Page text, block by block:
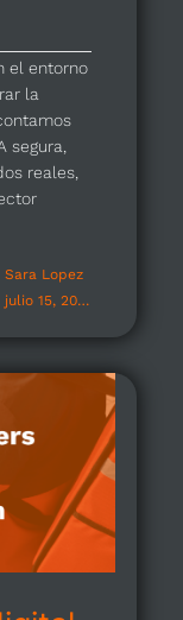
el entorno
la
segura,
reales,
Sara Lopez
julio 15, 2026